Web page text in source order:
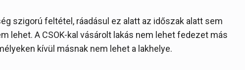
szigorú feltétel, ráadásul ez alatt az időszak alatt sem
lehet. A CSOK-kal vásárolt lakás nem lehet fedezet más
kívül másnak nem lehet a lakhelye.